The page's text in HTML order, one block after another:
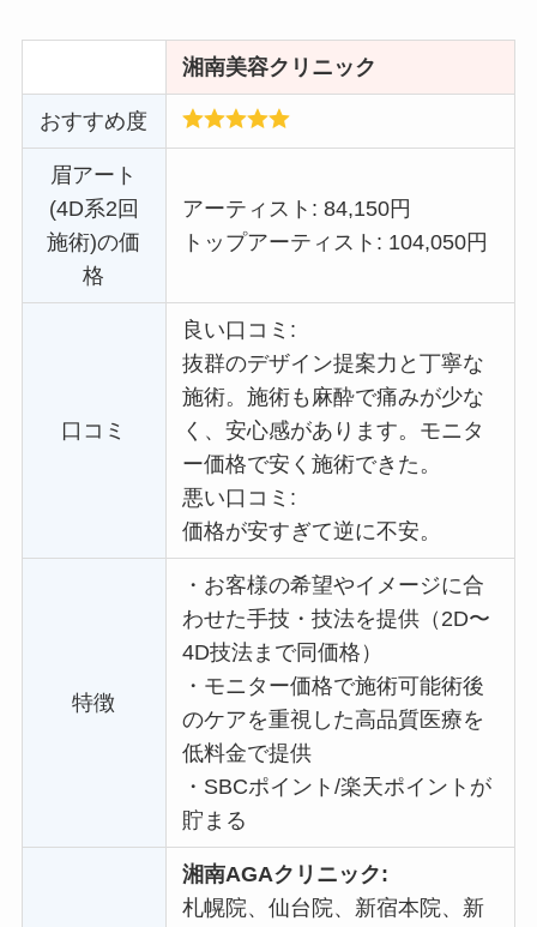
湘南美容クリニック
おすすめ度
眉アート
(4D系2回
施術)の価
格
アーティスト: 84,150円
トップアーティスト: 104,050円
口コミ
良い口コミ:
抜群のデザイン提案力と丁寧な
施術。施術も麻酔で痛みが少な
く、安心感があります。 モニタ
ー価格で安く施術できた。
悪い口コミ:
価格が安すぎて逆に不安。
特徴
・ お客様の希望やイメージに合
わせた手技・技法を提供（2D〜
4D技法まで同価格）
・ モニター価格で施術可能術後
のケアを重視した高品質医療を
低料金で提供
・ SBCポイント/楽天ポイントが
貯まる
湘南AGAクリニック:
札幌院、仙台院、新宿本院、新